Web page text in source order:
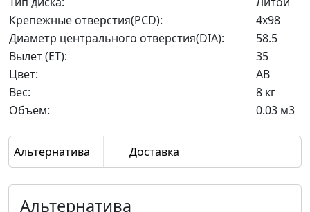
Крепежные отверстия(PCD):
4x98
Диаметр центрального отверстия(DIA):
58.5
Вылет (ET):
35
Цвет:
AB
Вес:
8 кг
Объем:
0.03 м3
Альтернатива Доставка
Альтернатива